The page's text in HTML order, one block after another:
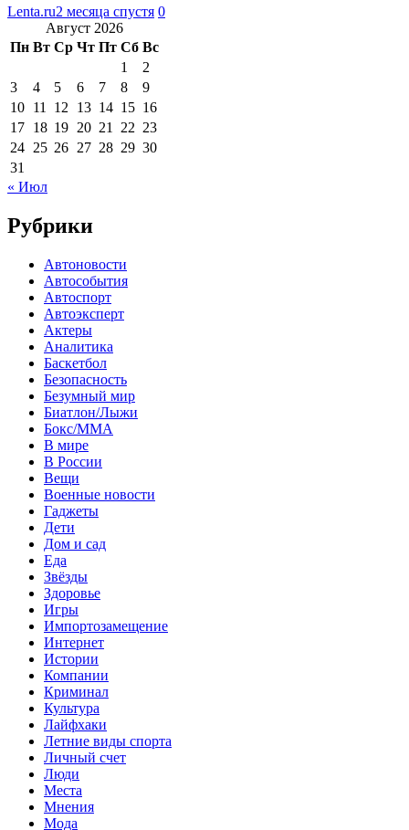
Lenta.ru2 месяца спустя 0
Август 2026
Пн Вт Ср Чт Пт Сб Вс
1
2
3
4 5 6 7 8
9
10 11 12 13 14 15 16
17 18 19 20 21 22 23
24 25 26 27 28 29 30
31
« Июл
Рубрики
Автоновости
Автособытия
Автоспорт
Автоэксперт
Актеры
Аналитика
Баскетбол
Безопасность
Безумный мир
Биатлон/Лыжи
Бокс/MMA
В мире
В России
Вещи
Военные новости
Гаджеты
Дети
Дом и сад
Еда
Звёзды
Здоровье
Игры
Импортозамещение
Интернет
Истории
Компании
Криминал
Культура
Лайфхаки
Летние виды спорта
Личный счет
Люди
Места
Мнения
Мода